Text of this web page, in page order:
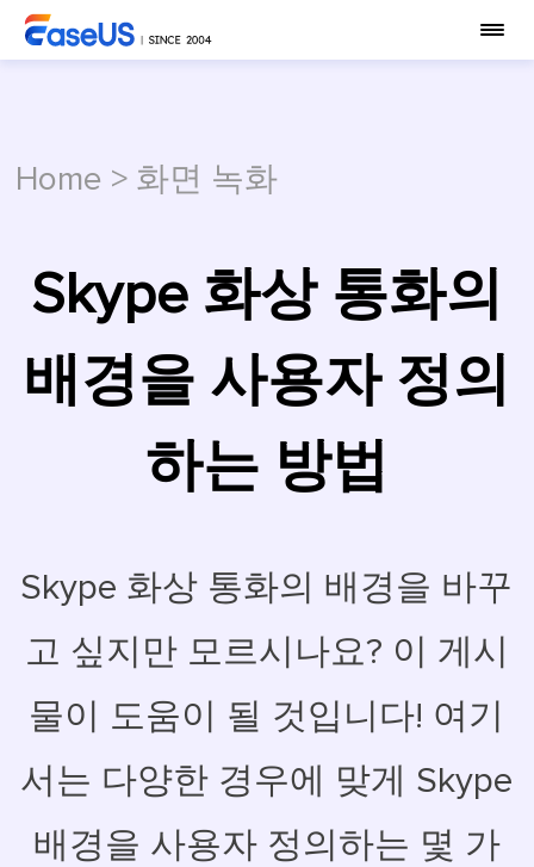
Home > 화면 녹화
Skype 화상 통화의
배경을 사용자 정의
하는 방법
Skype 화상 통화의 배경을 바꾸
고 싶지만 모르시나요? 이 게시
물이 도움이 될 것입니다! 여기
서는 다양한 경우에 맞게 Skype
배경을 사용자 정의하는 몇 가